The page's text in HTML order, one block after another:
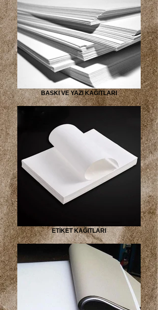
BASKI VE YAZI KAĞITLARI
ETİKET KAĞITLARI